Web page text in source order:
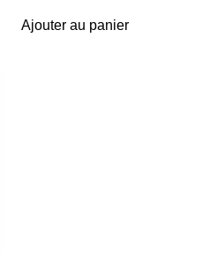
Ajouter au panier